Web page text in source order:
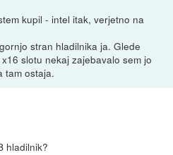
kupil - intel itak, verjetno na
stran hladilnika ja. Glede
slotu nekaj zajebavalo sem jo
tam ostaja.
hladilnik?